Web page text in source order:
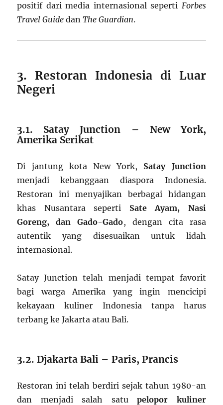
positif dari media internasional seperti Forbes
Travel Guide danThe Guardian.
3. Restoran Indonesia di Luar
Negeri
3.1. Satay Junction – New York,
Amerika Serikat
Di jantung kota New York, Satay Junction
menjadi kebanggaan diaspora Indonesia.
Restoran ini menyajikan berbagai hidangan
khas Nusantara seperti Sate Ayam, Nasi
Goreng, dan Gado-Gado, dengan cita rasa
autentik yang disesuaikan untuk lidah
internasional.
Satay Junction telah menjadi tempat favorit
bagi warga Amerika yang ingin mencicipi
kekayaan kuliner Indonesia tanpa harus
terbang ke Jakarta atau Bali.
3.2. Djakarta Bali – Paris, Prancis
Restoran ini telah berdiri sejak tahun 1980-an
dan menjadi salah satupelopor kuliner